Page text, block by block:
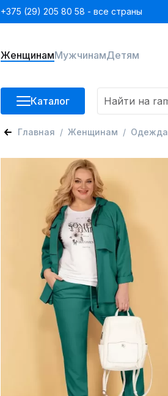
+375 (29) 205 80 58 - все страны
ЖенщинамМужчинамДетям
Каталог
Главная Женщинам Одежда